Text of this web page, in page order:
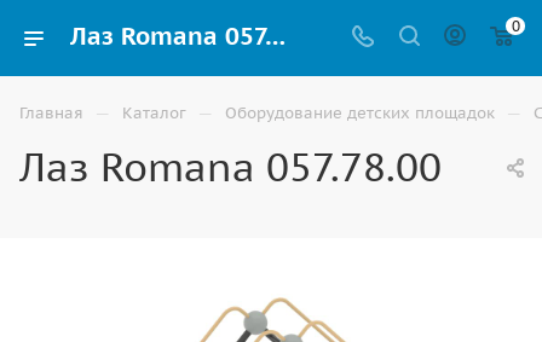
Лаз Romana 057.78.00 для детской игровой площадки купить в Волгограде 0
Главная — Каталог — Оборудование детских площадок —
Лаз Romana 057.78.00